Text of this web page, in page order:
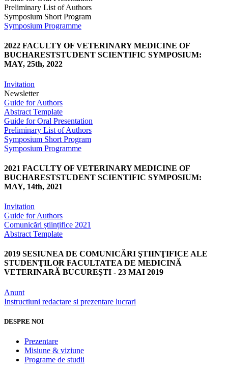
Preliminary List of Authors
Symposium Short Program
Symposium Programme
2022 FACULTY OF VETERINARY MEDICINE OF
BUCHARESTSTUDENT SCIENTIFIC SYMPOSIUM:
MAY, 25th, 2022
Invitation
Newsletter
Guide for Authors
Abstract Template
Guide for Oral Presentation
Preliminary List of Authors
Symposium Short Program
Symposium Programme
2021 FACULTY OF VETERINARY MEDICINE OF
BUCHARESTSTUDENT SCIENTIFIC SYMPOSIUM:
MAY, 14th, 2021
Invitation
Guide for Authors
Comunicări științifice 2021
Abstract Template
2019 SESIUNEA DE COMUNICĂRI ŞTIINŢIFICE ALE
STUDENŢILOR FACULTATEA DE MEDICINĂ
VETERINARĂ BUCUREŞTI - 23 MAI 2019
Anunt
Instructiuni redactare si prezentare lucrari
DESPRE NOI
Prezentare
Misiune & viziune
Programe de studii